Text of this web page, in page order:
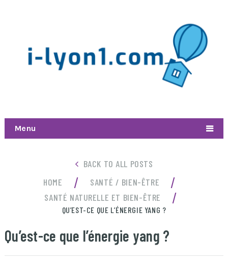
Menu
BACK TO ALL POSTS
HOME
/ SANTÉ / BIEN-ÊTRE /
SANTÉ NATURELLE ET BIEN-ÊTRE /
QU’EST-CE QUE L’ÉNERGIE YANG ?
Qu’est-ce que l’énergie yang ?